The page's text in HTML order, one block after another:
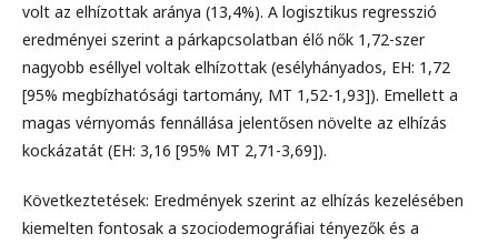
volt az elhízottak aránya (13,4%). A logisztikus regresszió
eredményei szerint a párkapcsolatban élő nők 1,72-szer
nagyobb eséllyel voltak elhízottak (esélyhányados, EH: 1,72
[95% megbízhatósági tartomány, MT 1,52-1,93]). Emellett a
magas vérnyomás fennállása jelentősen növelte az elhízás
kockázatát (EH: 3,16 [95% MT 2,71-3,69]).
Következtetések: Eredmények szerint az elhízás kezelésében
kiemelten fontosak a szociodemográfiai tényezők és a